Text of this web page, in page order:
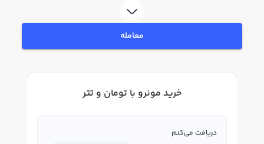
در بازار رابکس، قیمت لحظه‌ای، نمودار و امکانات فروش مونرو نیز در دسترس شما
قرار دارد تا بتوانید تصمیمات بهتری در معاملات خود بگیرید.
معامله
خرید مونرو با تومان و تتر
دریافت می‌کنم